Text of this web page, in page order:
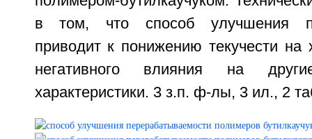
в том, что способ улучшения
приводит к понижению текучести на
негативного влияния на
характеристики. 3 з.п. ф-лы, 3 ил., 2